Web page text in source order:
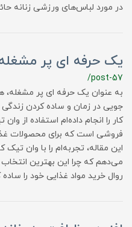
در مورد لباس‌های ورزشی زنانه
یک حرفه ای پر
/post-57
به عنوان یک حرفه ای پر مشغله،
جویی در زمان و ساده کردن
کار را انجام داده‌ام استفاده از وان
فروشی است که برای محصولات
این مقاله، تجربه‌ام را با وان
می‌دهم که چرا این بهترین
روال خرید مواد غذایی خود را ساده